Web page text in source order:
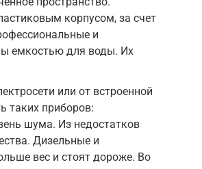
корпусом, за счет
и
емкостью для воды. Их
или от встроенной
таких приборов:
шума. Из недостатков
Дизельные и
вес и стоят дороже. Во